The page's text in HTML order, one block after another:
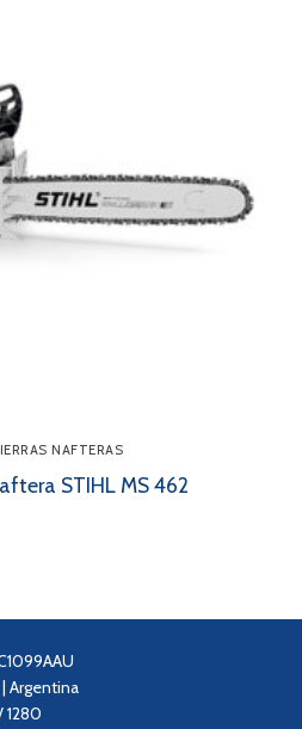
NAFTERAS
STIHL MS 462
Argentina
1280